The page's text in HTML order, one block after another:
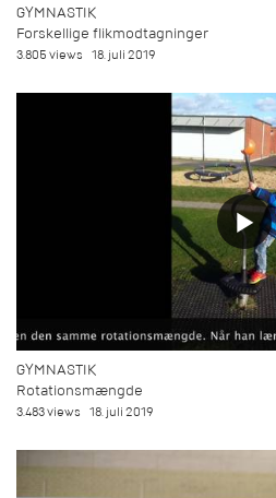
GYMNASTIK
Forskellige flikmodtagninger
3.805 views 18. juli 2019
GYMNASTIK
Rotationsmængde
3.483 views 18. juli 2019